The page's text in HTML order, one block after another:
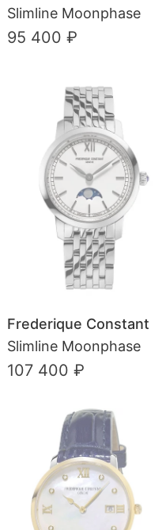
Slimline Moonphase
95 400 ₽
Frederique Constant
Slimline Moonphase
107 400 ₽